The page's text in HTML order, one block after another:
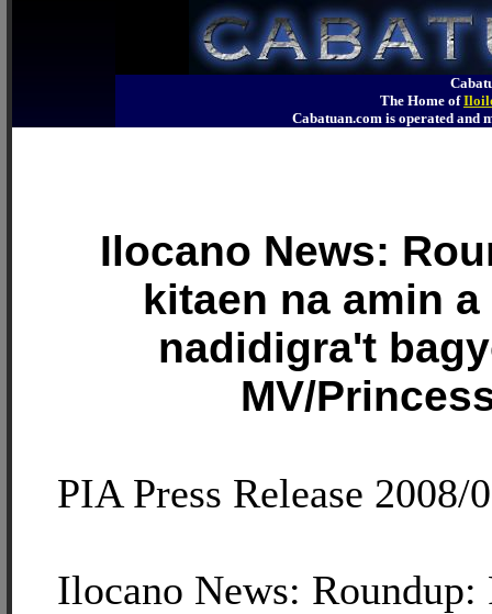
The Home of
Cabatuan.com is operated
Ilocano News:
kitaen na amin
nadidigra't
MV/
PIA Press Release 2008/
Ilocano News: